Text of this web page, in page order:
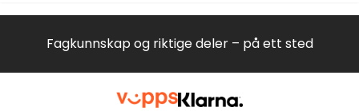
Fagkunnskap og riktige deler – på ett sted